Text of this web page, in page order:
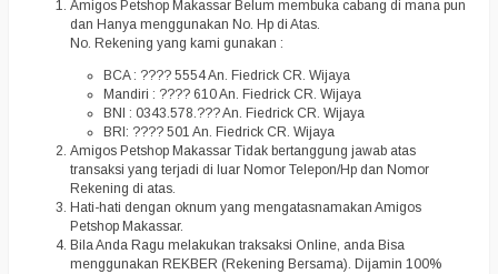
Amigos Petshop Makassar Belum membuka cabang di mana pun
dan Hanya menggunakan No. Hp di Atas.
No. Rekening yang kami gunakan :
BCA : ???? 5554 An. Fiedrick CR. Wijaya
Mandiri : ???? 610 An. Fiedrick CR. Wijaya
BNI : 0343.578.??? An. Fiedrick CR. Wijaya
BRI: ???? 501 An. Fiedrick CR. Wijaya
Amigos Petshop Makassar Tidak bertanggung jawab atas
transaksi yang terjadi di luar Nomor Telepon/Hp dan Nomor
Rekening di atas.
Hati-hati dengan oknum yang mengatasnamakan Amigos
Petshop Makassar.
Bila Anda Ragu melakukan traksaksi Online, anda Bisa
menggunakan REKBER (Rekening Bersama). Dijamin 100%